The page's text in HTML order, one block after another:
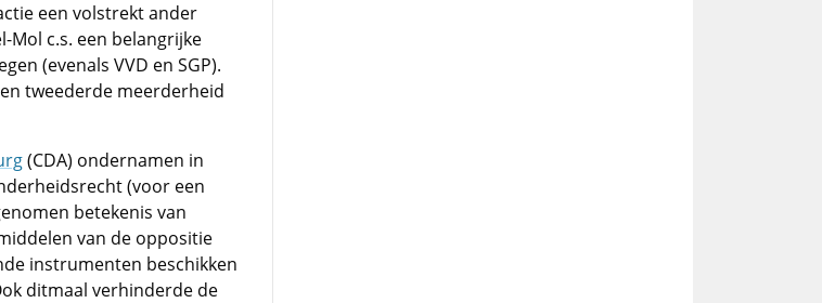
een volstrekt ander
c.s. een belangrijke
(evenals VVD en SGP).
tweederde meerderheid
(CDA) ondernamen in
(voor een
betekenis van
van de oppositie
instrumenten beschikken
ditmaal verhinderde de